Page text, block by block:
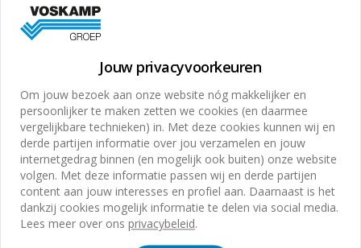
#VoskampDoet-shirt. Samen met Stichting Present
zetten zij zich in voor mensen en organisaties die wel
geven we invulling aan onze ambitie om als bedrijf niet
alleen zakelijk, maar ook maatschappelijk van
betekenis te zijn.
Ondanks de zomerse temperaturen werd er volop
geschuurd, geschilderd en geklust. Daarnaast
ontstonden er mooie ontmoetingen tijdens
wandelingen, creatieve bloemschikactiviteiten en
gesprekken met bewoners. Het waren waardevolle
Jouw privacyvoorkeuren
Om jouw bezoek aan onze website nóg makkelijker en
persoonlijker te maken zetten we cookies (en daarmee
vergelijkbare technieken) in. Met deze cookies kunnen wij en
derde partijen informatie over jou verzamelen en jouw
internetgedrag binnen (en mogelijk ook buiten) onze website
volgen. Met deze informatie passen wij en derde partijen
content aan jouw interesses en profiel aan. Daarnaast is het
dankzij cookies mogelijk informatie te delen via social media.
Lees meer over ons privacybeleid.